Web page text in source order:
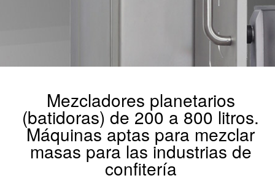
Mezcladores planetarios
(batidoras) de 200 a 800 litros.
Máquinas aptas para mezclar
masas para las industrias de
confitería